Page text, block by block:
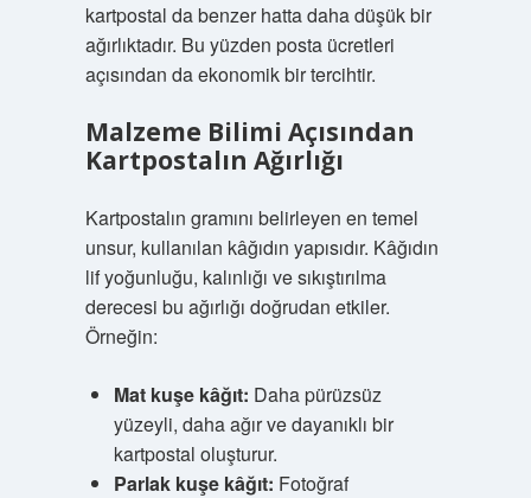
kartpostal da benzer hatta daha düşük bir
ağırlıktadır. Bu yüzden posta ücretleri
açısından da ekonomik bir tercihtir.
Malzeme Bilimi Açısından
Kartpostalın Ağırlığı
Kartpostalın gramını belirleyen en temel
unsur, kullanılan kâğıdın yapısıdır. Kâğıdın
lif yoğunluğu, kalınlığı ve sıkıştırılma
derecesi bu ağırlığı doğrudan etkiler.
Örneğin:
Mat kuşe kâğıt: Daha pürüzsüz
yüzeyli, daha ağır ve dayanıklı bir
kartpostal oluşturur.
Parlak kuşe kâğıt: Fotoğraf